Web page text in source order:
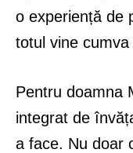
o experiență de
totul vine cumva
Pentru doamna
integrat de
a face. Nu doar